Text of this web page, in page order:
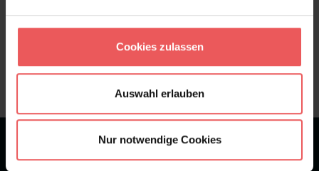
Cookies zulassen
Auswahl erlauben
Nur notwendige Cookies
Sie haben Fragen zum Produkt?
+49 (0)221 932 81 82
Bei 1245 Bewertungen